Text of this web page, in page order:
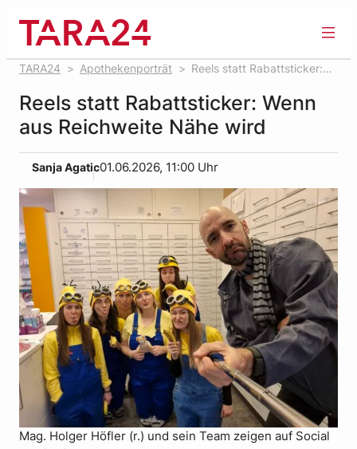
springen
TARA24 Apothekenporträt
Reels statt Rabattsticker:
Reels statt Rabattsticker: Wenn
aus Reichweite Nähe wird
Sanja Agatic01.06.2026, 11:00 Uhr
Mag. Holger Höfler (r.) und sein Team zeigen auf Social